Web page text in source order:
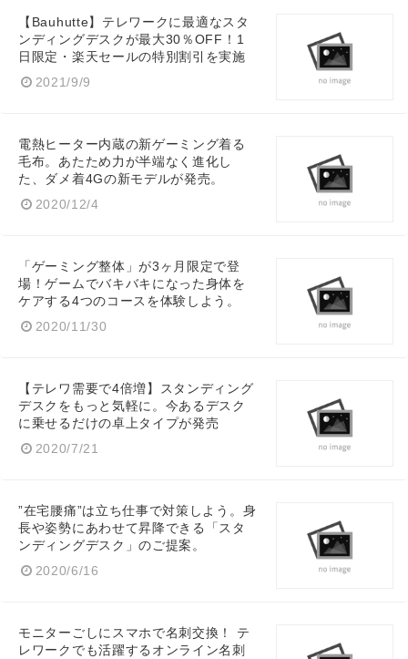
【Bauhutte】テレワークに最適なスタ
ンディングデスクが最大30％OFF！1
日限定・楽天セールの特別割引を実施
2021/9/9
電熱ヒーター内蔵の新ゲーミング着る
毛布。あたため力が半端なく進化し
た、ダメ着4Gの新モデルが発売。
2020/12/4
「ゲーミング整体」が3ヶ月限定で登
場！ゲームでバキバキになった身体を
ケアする4つのコースを体験しよう。
2020/11/30
【テレワ需要で4倍増】スタンディング
デスクをもっと気軽に。今あるデスク
に乗せるだけの卓上タイプが発売
2020/7/21
”在宅腰痛”は立ち仕事で対策しよう。身
長や姿勢にあわせて昇降できる「スタ
ンディングデスク」のご提案。
2020/6/16
モニターごしにスマホで名刺交換！ テ
レワークでも活躍するオンライン名刺